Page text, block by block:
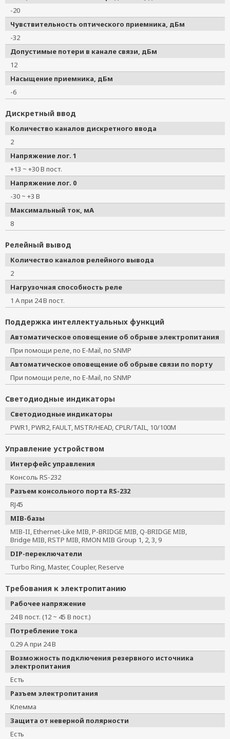
-20
Чувствительность оптического приемника, дБм
-32
Допустимые потери в канале связи, дБм
12
Насыщение приемника, дБм
-6
Дискретный ввод
Количество каналов дискретного ввода
2
Напряжение лог. 1
+13 ~ +30 В пост.
Напряжение лог. 0
-30 ~ +3 В
Максимальный ток, мА
8
Релейный вывод
Количество каналов релейного вывода
2
Нагрузочная способность реле
1 А при 24 В пост.
Поддержка интеллектуальных функций
Автоматическое оповещение об обрыве электропитания
При помощи реле, по E-Mail, по SNMP
Автоматическое оповещение об обрыве связи по порту
При помощи реле, по E-Mail, по SNMP
Светодиодные индикаторы
Светодиодные индикаторы
PWR1, PWR2, FAULT, MSTR/HEAD, CPLR/TAIL, 10/100M
Управление устройством
Интерфейс управления
Консоль RS-232
Разъем консольного порта RS-232
RJ45
MIB-базы
MIB-II, Ethernet-Like MIB, P-BRIDGE MIB, Q-BRIDGE MIB,
Bridge MIB, RSTP MIB, RMON MIB Group 1, 2, 3, 9
DIP-переключатели
Turbo Ring, Master, Coupler, Reserve
Требования к электропитанию
Рабочее напряжение
24 В пост. (12 ~ 45 В пост.)
Потребление тока
0.29 А при 24 В
Возможность подключения резервного источника
электропитания
Есть
Разъем электропитания
Клемма
Защита от неверной полярности
Есть